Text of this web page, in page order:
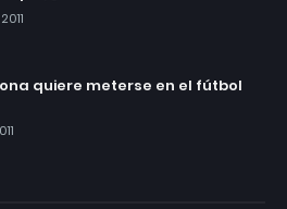
quiere meterse en el fútbol